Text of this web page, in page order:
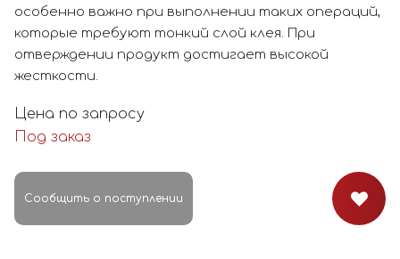
особенно важно при выполнении таких операций,
которые требуют тонкий слой клея. При
отверждении продукт достигает высокой
жесткости.
Цена по запросу
Под заказ
Сообщить о поступлении